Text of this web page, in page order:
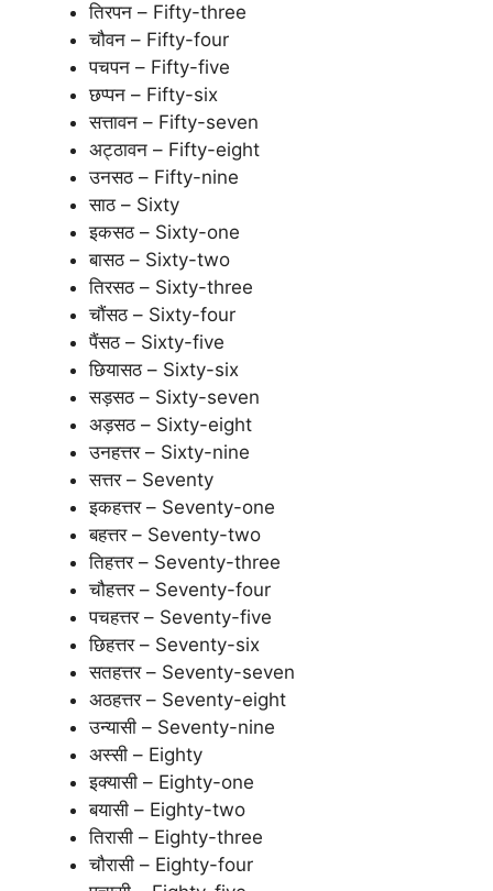
तिरपन – Fifty-three
चौवन – Fifty-four
पचपन – Fifty-five
छप्पन – Fifty-six
सत्तावन – Fifty-seven
अट्ठावन – Fifty-eight
उनसठ – Fifty-nine
साठ – Sixty
इकसठ – Sixty-one
बासठ – Sixty-two
तिरसठ – Sixty-three
चौंसठ – Sixty-four
पैंसठ – Sixty-five
छियासठ – Sixty-six
सड़सठ – Sixty-seven
अड़सठ – Sixty-eight
उनहत्तर – Sixty-nine
सत्तर – Seventy
इकहत्तर – Seventy-one
बहत्तर – Seventy-two
तिहत्तर – Seventy-three
चौहत्तर – Seventy-four
पचहत्तर – Seventy-five
छिहत्तर – Seventy-six
सतहत्तर – Seventy-seven
अठहत्तर – Seventy-eight
उन्यासी – Seventy-nine
अस्सी – Eighty
इक्यासी – Eighty-one
बयासी – Eighty-two
तिरासी – Eighty-three
चौरासी – Eighty-four